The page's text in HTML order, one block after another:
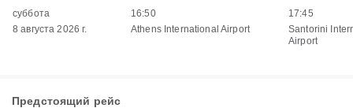
суббота
8 августа 2026 г.
16:50
Athens International Airport
17:45
Santorini
Airport
Предстоящий рейс